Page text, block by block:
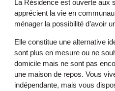
La Résidence est ouverte aux
apprécient la vie en
ménager la possibilité d’avoir
Elle constitue une alternative
sont plus en mesure ou ne
domicile mais ne sont pas
une maison de repos. Vous
indépendante, mais vous